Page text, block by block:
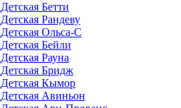
Детская Бетти
Детская Рандеву
Детская Ольса-С
Детская Бейли
Детская Рауна
Детская Бридж
Детская Кымор
Детская Авиньон